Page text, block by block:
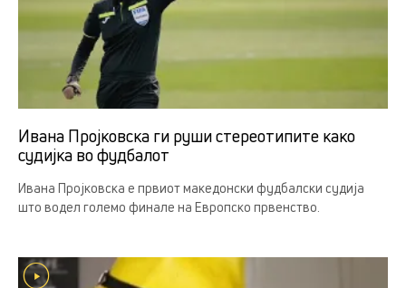
Ивана Пројковска ги руши стереотипите како
судијка во фудбалот
Ивана Пројковска е првиот македонски фудбалски судија
што водел големо финале на Европско првенство.